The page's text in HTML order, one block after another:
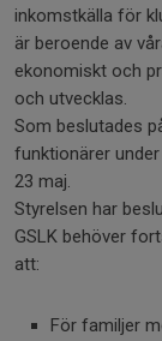
inkomstkälla för
är beroende av
ekonomiskt och
och utvecklas.
Som beslutades
funktionärer
23 maj.
Styrelsen har
GSLK behöver
att:
För familjer